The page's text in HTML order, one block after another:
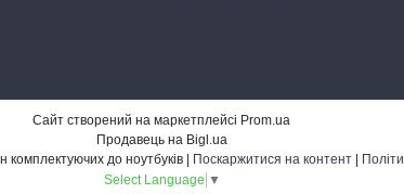
Сайт створений на маркетплейсі Prom.ua
Продавець на Bigl.ua
Поскаржитися на контент
Select Language ▼